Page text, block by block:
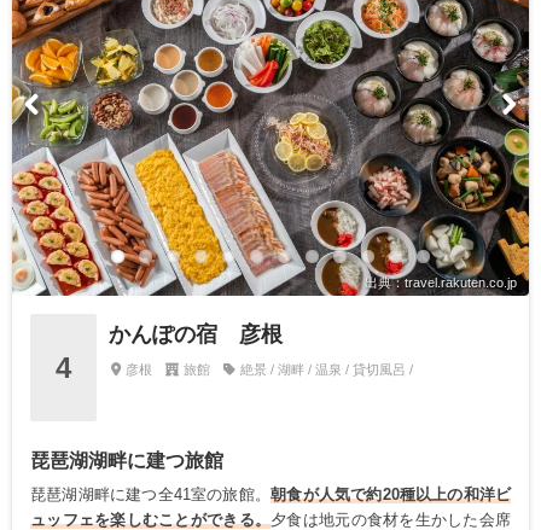
出典：travel.rakuten.co.jp
4
かんぽの宿 彦根
彦根 旅館 絶景 / 湖畔 / 温泉 / 貸切風呂 /
琵琶湖湖畔に建つ旅館
琵琶湖湖畔に建つ全41室の旅館。朝食が人気で約20種以上の和洋ビ
ュッフェを楽しむことができる。 夕食は地元の食材を生かした会席